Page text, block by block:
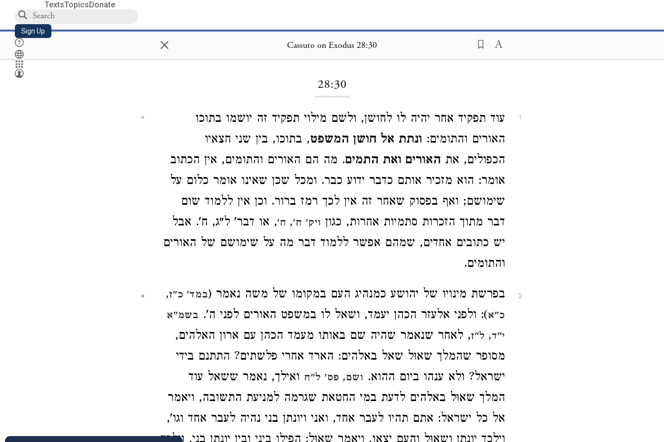
TextsTopicsDonate
Sign Up × Cassuto on Exodus 28:30
28:30
1
עוד תפקיד ‏אחר יהיה לו לחושן, ולשם מילוי תפקיד זה יושמו בתוכו
האורים והתומים: ונתת אל חושן המשפט, בתוכו, בין שני חצאיו
הכפולים, את האורים ואת התמים. מה הם האורים והתומים, אין הכתוב
אומר: הוא מזכיר אותם כדבר ידוע כבר. ומכל שכן שאינו אומר כלום על
שימושם; ואף בפסוק שאחר זה אין לכך רמז ברור. וכן אין ללמוד שום
דבר מתוך הזכרות סתמיות אחרות, כגון ויק' ח', ח', או דבר' ל"ג, ח'. אבל
יש כתובים אחדים, שמהם אפשר ללמוד דבר מה על שימושם של האורים
והתומים.
2 בפרשת מינויו של יהושע כמנהיג העם במקומו של משה נאמר (במד' כ"ז,
כ"א): ולפני אלעזר הכהן יעמד, ושאל לו במשפט האורים לפני ה'. בשמ"א
י"ד, ל"ז, לאחר שנאמר שהיה שם באותו מעמד הכהן עם ארון האלהים,
מסופר שהמלך שאוּל שאל באלהים: הארד אחרי פלשתים? התתנם בידי
ישראל? ולא ענהו ביום ההוא. ושם, פס' ל"ח ואילך, נאמר ששאל עוד
המלך שאוּל באלהים לדעת במי החטאת שגרמה למניעת התשובה, ויאמר
אל כל ישראל: אתם תהיו לעבר אחד, ואני ויונתן בני נהיה לעבר אחד וגו',